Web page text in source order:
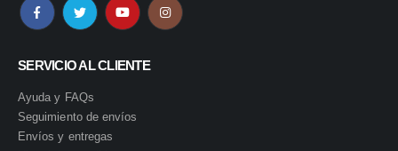
SERVICIO AL CLIENTE
Ayuda y FAQs
Seguimiento de envíos
Envíos y entregas